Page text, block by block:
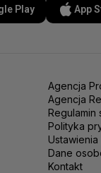
Play App
Agencja
Agencja
Regulamin
Polityka
Dane
Kontakt